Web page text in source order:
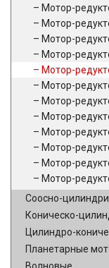
Мотор-
Мотор-
Мотор-
Мотор-
Мотор-
Мотор-
Мотор-
Мотор-
Мотор-
Мотор-
Мотор-
Мотор-
Соосно-
Коническо-
Цилиндро-
Планетарные